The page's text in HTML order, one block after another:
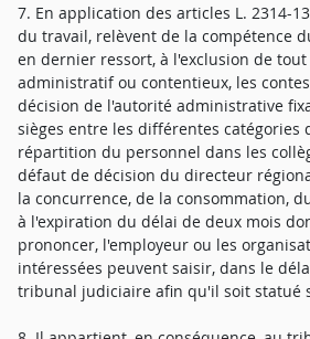
7. En application des articles L. 2314-
du travail, relèvent de la compétence
en dernier ressort, à l'exclusion de
administratif ou contentieux, les
décision de l'autorité administrative
sièges entre les différentes catégories
répartition du personnel dans les
défaut de décision du directeur
la concurrence, de la consommation,
à l'expiration du délai de deux mois
prononcer, l'employeur ou les
intéressées peuvent saisir, dans le
tribunal judiciaire afin qu'il soit statué